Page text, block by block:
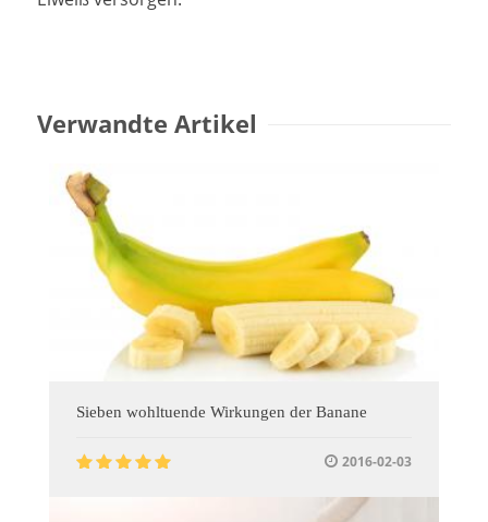
Verwandte Artikel
Sieben wohltuende Wirkungen der Banane
2016-02-03